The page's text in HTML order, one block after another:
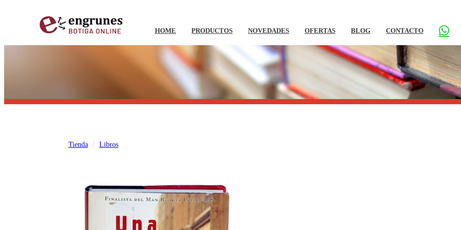
HOME PRODUCTOS NOVEDADES OFERTAS BLOG CONTACTO
Tienda Libros